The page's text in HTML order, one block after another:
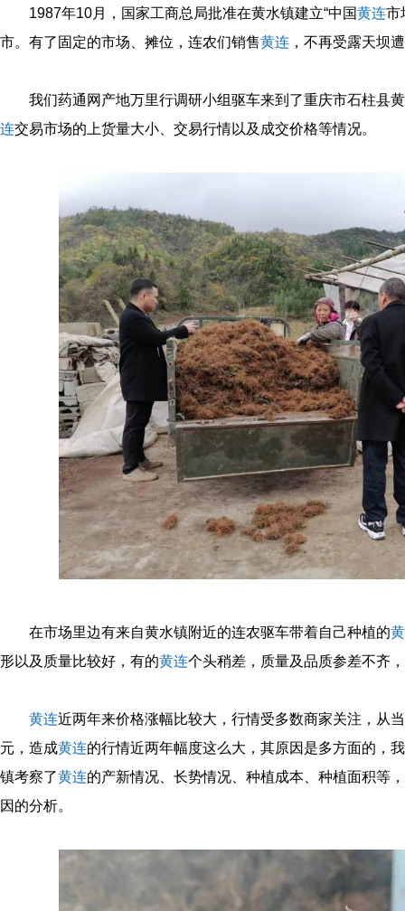
1987年10月，国家工商总局批准在黄水镇建立“中国黄连市
市。有了固定的市场、摊位，连农们销售黄连 ，不再受露天坝
我们药通网产地万里行调研小组驱车来到了重庆市石柱县
连交易市场的上货量大小、交易行情以及成交价格等情况。
在市场里边有来自黄水镇附近的连农驱车带着自己种植的
形以及质量比较好，有的黄连个头稍差，质量及品质参差不齐
黄连近两年来价格涨幅比较大，行情受多数商家关注，从
元，造成黄连的行情近两年幅度这么大，其原因是多方面的，
镇考察了黄连的产新情况、长势情况、种植成本、种植面积等
因的分析。